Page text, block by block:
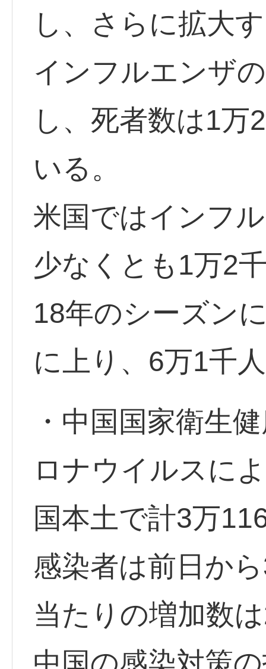
し、さらに拡大
インフルエンザ
し、死者数は1万
いる。
米国ではインフ
少なくとも1万2
18年のシーズン
に上り、6万1千
・中国国家衛生
ロナウイルスに
国本土で計3万
感染者は前日か
当たりの増加数